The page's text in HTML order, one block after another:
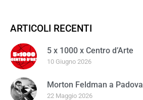
ARTICOLI RECENTI
5 x 1000 x Centro d’Arte
10 Giugno 2026
Morton Feldman a Padova
22 Maggio 2026